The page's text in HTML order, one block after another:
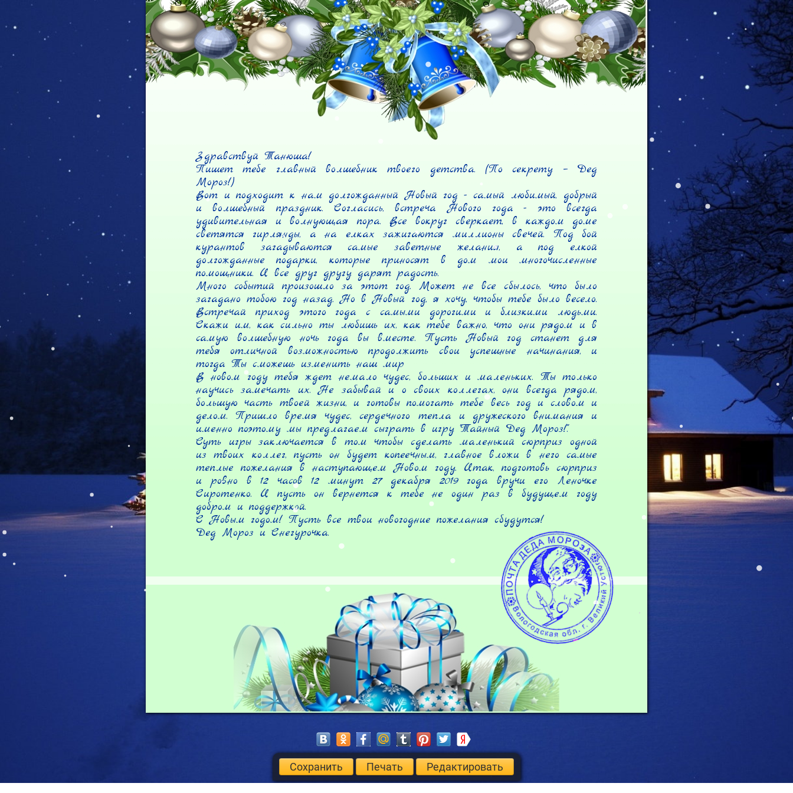
Здравствуй Танюша!
Пишет тебе главный волшебник твоего детства. (По секрету – Дед
Мороз!)
Вот и подходит к нам долгожданный Новый год - самый любимый, добрый
и волшебный праздник. Согласись, встреча Нового года - это всегда
удивительная и волнующая пора. Все вокруг сверкает, в каждом доме
светятся гирлянды, а на елках зажигаются миллионы свечей. Под бой
курантов загадываются самые заветные желания, а под елкой
долгожданные подарки, которые приносят в дом мои многочисленные
помощники. И все друг другу дарят радость.
Много событий произошло за этот год. Может не все сбылось, что было
загадано тобою год назад. Но в Новый год, я хочу, чтобы тебе было весело.
Встречай приход этого года с самыми дорогими и близкими людьми.
Скажи им, как сильно ты любишь их, как тебе важно, что они рядом и в
самую волшебную ночь года вы вместе. Пусть Новый год станет для
тебя отличной возможностью продолжить свои успешные начинания, и
тогда Ты сможешь изменить наш мир
В новом году тебя ждет немало чудес, больших и маленьких. Ты только
научись замечать их. Не забывай и о своих коллегах, они всегда рядом,
большую часть твоей жизни, и готовы помогать тебе весь год и словом и
делом. Пришло время чудес, сердечного тепла и дружеского внимания и
именно поэтому мы предлагаем сыграть в игру "Тайный Дед Мороз!".
Суть игры заключается в том чтобы сделать маленький сюрприз одной
из твоих коллег, пусть он будет копеечным, главное вложи в него самые
теплые пожелания в наступающем Новом году. Итак, подготовь сюрприз
и ровно в 12 часов 12 минут 27 декабря 2019 года вручи его Леночке
Сиротенко. И пусть он вернется к тебе не один раз в будущем году
добром и поддержкой.
С Новым годом! Пусть все твои новогодние пожелания сбудутся!
Дед Мороз и Снегурочка.
Сохранить Печать Редактировать